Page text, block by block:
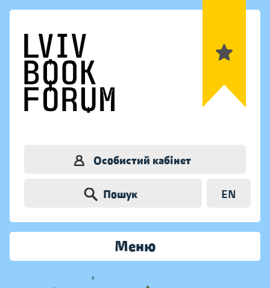
Особистий кабінет
Пошук EN
Меню